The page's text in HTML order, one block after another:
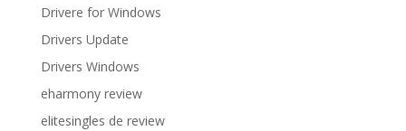
Drivere for Windows
Drivers Update
Drivers Windows
eharmony review
elitesingles de review